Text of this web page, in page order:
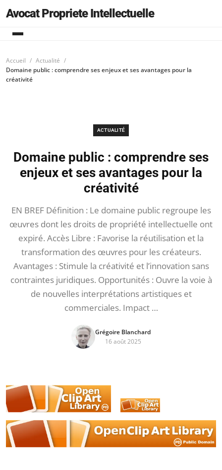
Avocat Propriete Intellectuelle
Accueil
Actualité
Domaine public : comprendre ses enjeux et ses avantages pour la
créativité
ACTUALITÉ
Domaine public : comprendre ses
enjeux et ses avantages pour la
créativité
EN BREF Définition : Le domaine public regroupe les
œuvres dont les droits de propriété intellectuelle ont
expiré. Accès Libre : Favorise la réutilisation et la
transformation des œuvres pour les créateurs.
Avantages : Stimule la créativité et l’innovation sans
contraintes juridiques. Opportunités : Ouvre la voie à
de nouvelles interprétations artistiques et
commerciales. Impact …
Grégoire Blanchard
16 août 2025